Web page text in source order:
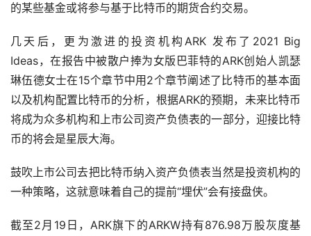
的某些基金或将参与基于比特币的期货合约交易。
几天后，更为激进的投资机构ARK 发布了2021 Big
Ideas，在报告中被散户捧为女版巴菲特的ARK创始人凯瑟
琳伍德女士在15个章节中用2个章节阐述了比特币的基本面
以及机构配置比特币的分析，根据ARK的预期，未来比特币
将成为众多机构和上市公司资产负债表的一部分，迎接比特
币的将会是星辰大海。
鼓吹上市公司去把比特币纳入资产负债表当然是投资机构的
一种策略，这就意味着自己的提前“埋伏”会有接盘侠。
截至2月19日，ARK旗下的ARKW持有876.98万股灰度基